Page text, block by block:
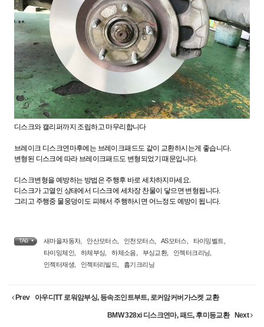
디스크와 캘리퍼까지 조립하고 마무리합니다
브레이크 디스크연마후에는 브레이크패드도 같이 교환하시는게 좋습니다.
변형된 디스크에 따라 브레이크패드도 변형되었기 때문입니다.
디스크변형을 예방하는 방법은 주행후 바로 세차하지마세요.
디스크가 고열인 상태에서 디스크에 세차장 찬물이 닿으면 변형됩니다.
그리고 주행중 물웅덩이도 피해서 주행하시면 어느정도 예방이 됩니다.
TAG • 새마을자동차, 안산모터스 인천모터스 AS모터스 타이밍벨트
타이밍체인
하체부싱 하체소음 부싱교환, 인젝터크리닝
인젝터재생
인젝터리빌드 흡기크리닝
Prev 아우디TT 로워암부싱, 등속조인트부트, 로커암커버가스켓 교환
BMW 328xi 디스크연마, 패드, 후미등교환 Next